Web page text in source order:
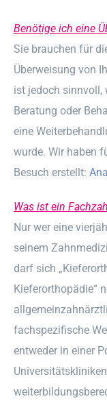
Benötige ich eine
Sie brauchen für
Überweisung von
ist jedoch sinnvoll,
Beratung oder
eine
wurde. Wir haben
Besuch erstellt:
Was ist ein
Nur wer eine
seinem
darf sich
Kieferorthopädie“
fachspezifische
entweder in einer